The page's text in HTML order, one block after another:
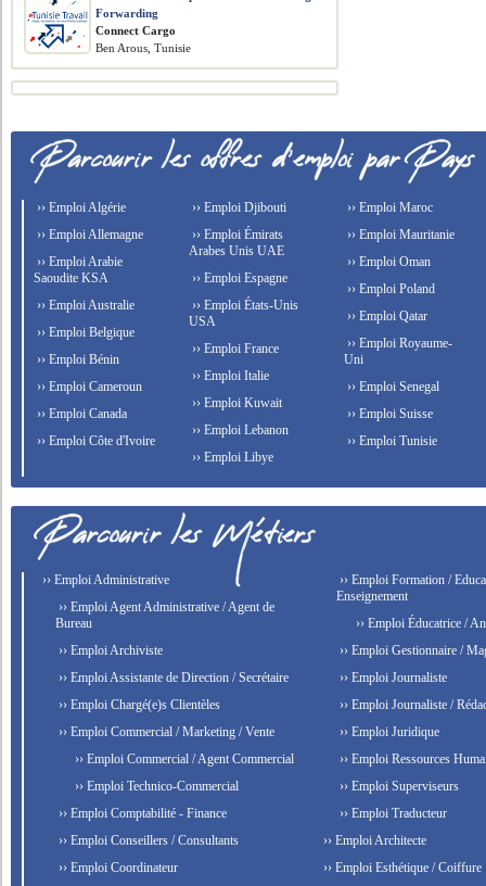
Forwarding
Connect Cargo
Ben Arous, Tunisie
›› Emploi Algérie
›› Emploi Allemagne
›› Emploi Arabie
Saoudite KSA
›› Emploi Australie
›› Emploi Belgique
›› Emploi Bénin
›› Emploi Cameroun
›› Emploi Canada
›› Emploi Côte d'Ivoire
›› Emploi Djibouti
›› Emploi Émirats
Arabes Unis UAE
›› Emploi Espagne
›› Emploi États-Unis
USA
›› Emploi France
›› Emploi Italie
›› Emploi Kuwait
›› Emploi Lebanon
›› Emploi Libye
›› Emploi Maroc
›› Emploi Mauritanie
›› Emploi Oman
›› Emploi Poland
›› Emploi Qatar
›› Emploi Royaume-
Uni
›› Emploi Senegal
›› Emploi Suisse
›› Emploi Tunisie
›› Emploi Administrative
›› Emploi Agent Administrative / Agent de
Bureau
›› Emploi Archiviste
›› Emploi Assistante de Direction / Secrétaire
›› Emploi Chargé(e)s Clientèles
›› Emploi Commercial / Marketing / Vente
›› Emploi Commercial / Agent Commercial
›› Emploi Technico-Commercial
›› Emploi Comptabilité - Finance
›› Emploi Conseillers / Consultants
›› Emploi Coordinateur
›› Emploi Formation /
Enseignement
›› Emploi Éducatrice /
›› Emploi Gestionnaire /
›› Emploi Journaliste
›› Emploi Journaliste /
›› Emploi Juridique
›› Emploi Ressources
›› Emploi Superviseurs
›› Emploi Traducteur
›› Emploi Architecte
›› Emploi Esthétique / Coiffure